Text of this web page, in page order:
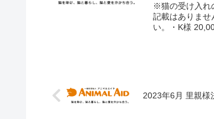
※猫の受け入れ
記載はありませ
い。・K様
2023年6月 里親様